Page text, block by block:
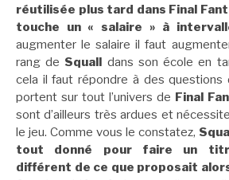
réutilisée plus tard dans Final
touche un « salaire » à
augmenter le salaire il faut
rang de Squall dans son école en
cela il faut répondre à des questions
portent sur tout l’univers de Final
sont d’ailleurs très ardues et
le jeu. Comme vous le constatez,
tout donné pour faire un
différent de ce que proposait